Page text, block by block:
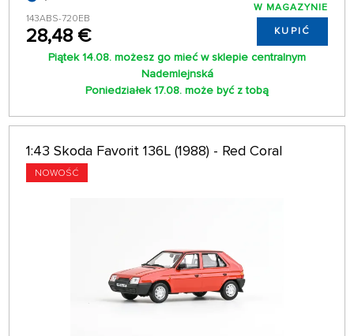
143ABS-720EB
28,48 €
W MAGAZYNIE
KUPIĆ
Piątek 14.08. możesz go mieć w sklepie centralnym
Nademlejnská
Poniedziałek 17.08. może być z tobą
1:43 Skoda Favorit 136L (1988) - Red Coral
NOWOŚĆ